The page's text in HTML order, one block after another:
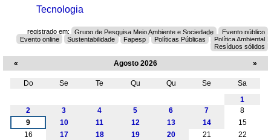
Tecnologia
registrado em: Grupo de Pesquisa Meio Ambiente e Sociedade
Evento público
Evento online
Sustentabilidade Fapesp Políticas Públicas
Política Ambiental
Resíduos sólidos
« Agosto 2026 »
Do Se Te Qu Qu Se
Sa
1
2
3 4 5 6 7
8
9
10 11 12 13 14
15
16
17 18 19 20 21
22